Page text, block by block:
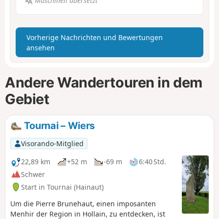
Vorherige Nachrichten und Bewertungen
ansehen
Andere Wandertouren in dem
Gebiet
Tournai – Wiers
Visorando-Mitglied
22,89 km
+52 m -69 m
6:40 Std.
Schwer
Start in Tournai (Hainaut)
Um die Pierre Brunehaut, einen imposanten
Menhir der Region in Hollain, zu entdecken, ist